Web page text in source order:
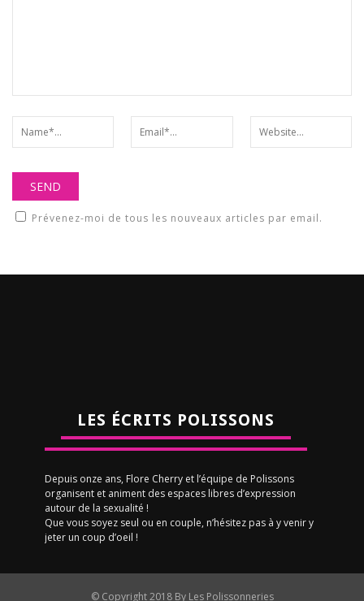
Prévenez-moi de tous les nouveaux articles par email.
LES ÉCRITS POLISSONS
Depuis onze ans, Flore Cherry et l’équipe de Polissons
organisent et animent des espaces libres d’expression
autour de la sexualité !
Que vous soyez seul ou en couple, n’hésitez pas à y venir y
jeter un coup d’oeil !
© Copyright 2018 By Les Polissonneries